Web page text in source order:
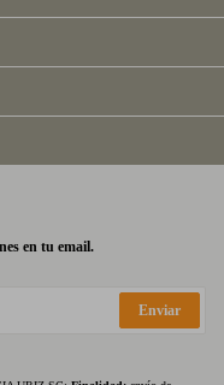
en tu email.
Enviar